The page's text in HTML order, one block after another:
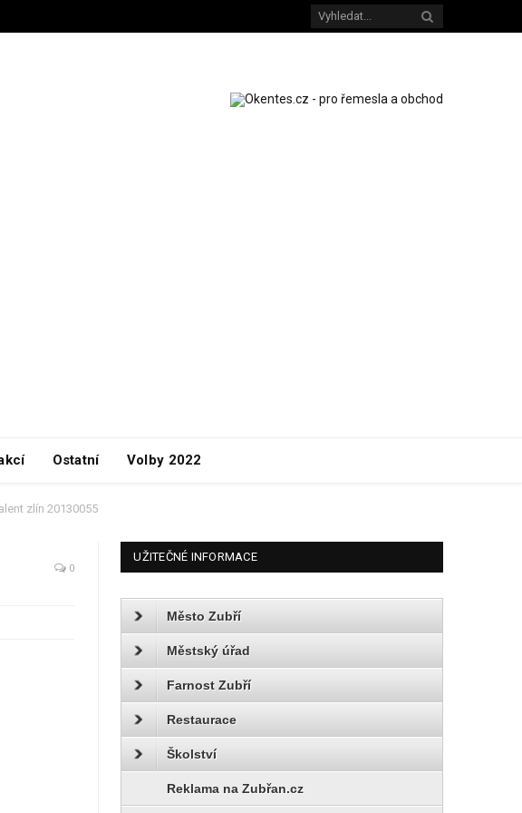
Ostatní Volby 2022
zlín 20130055
0
UŽITEČNÉ INFORMACE
Město Zubří
Městský úřad
Farnost Zubří
Restaurace
Školství
Reklama na Zubřan.cz